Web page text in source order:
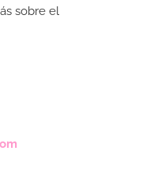
sobre el